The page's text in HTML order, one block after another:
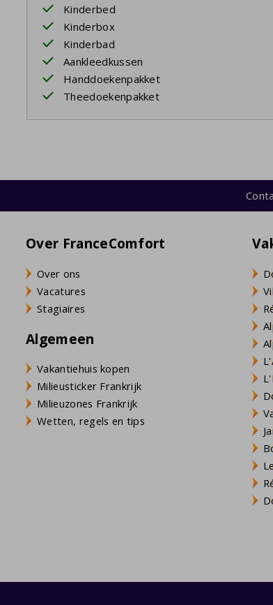
Kinderbed
Kinderbox
Kinderbad
Aankleedkussen
Handdoekenpakket
Theedoekenpakket
Over FranceComfort
Over ons
Vacatures
Stagiaires
Algemeen
Vakantiehuis kopen
Milieusticker Frankrijk
Milieuzones Frankrijk
Wetten, regels en tips